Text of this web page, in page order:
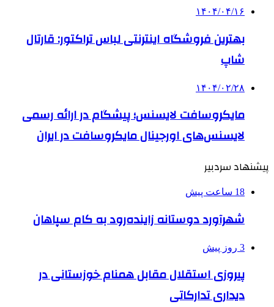
۱۴۰۴/۰۴/۱۶
بهترین فروشگاه اینترنتی لباس تراکتور: قارتال
شاپ
۱۴۰۴/۰۲/۲۸
مایکروسافت لایسنس؛ پیشگام در ارائه رسمی
لایسنس‌های اورجینال مایکروسافت در ایران
پیشنهاد سردبیر
18 ساعت پیش
شهرآورد دوستانه زاینده‌رود به کام سپاهان
3 روز پیش
پیروزی استقلال مقابل همنام خوزستانی در
دیداری تدارکاتی